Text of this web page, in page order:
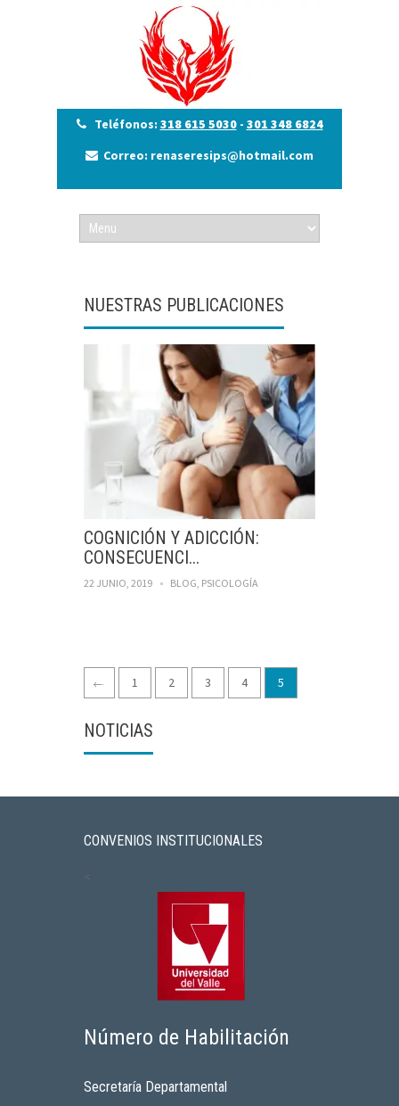
Teléfonos: 318 615 5030- 301 348 6824
Correo: renaseresips@hotmail.com
NUESTRAS PUBLICACIONES
COGNICIÓN Y ADICCIÓN:
CONSECUENCI...
22 JUNIO, 2019 BLOG, PSICOLOGÍA
1 2 3 4 5
NOTICIAS
CONVENIOS INSTITUCIONALES
<
Número de Habilitación
Secretaría Departamental